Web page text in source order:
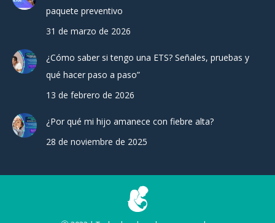
paquete preventivo
31 de marzo de 2026
¿Cómo saber si tengo una ETS? Señales, pruebas y
qué hacer paso a paso”
13 de febrero de 2026
¿Por qué mi hijo amanece con fiebre alta?
28 de noviembre de 2025